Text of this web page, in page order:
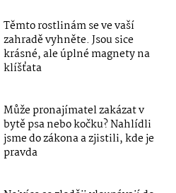
Těmto rostlinám se ve vaší
zahradě vyhněte. Jsou sice
krásné, ale úplné magnety na
klíšťata
Může pronajímatel zakázat v
bytě psa nebo kočku? Nahlídli
jsme do zákona a zjistili, kde je
pravda